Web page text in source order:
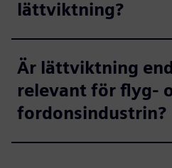
lättviktning?
Är lättviktning
relevant för flyg-
fordonsindustrin?